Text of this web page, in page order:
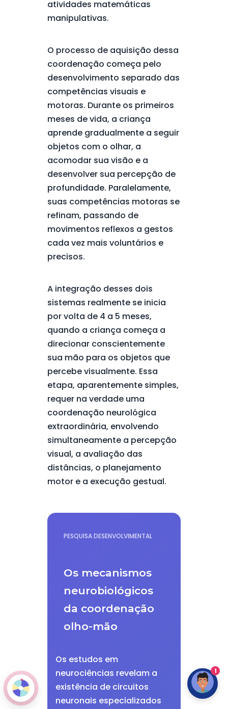
atividades matemáticas
manipulativas.
O processo de aquisição dessa
coordenação começa pelo
desenvolvimento separado das
competências visuais e
motoras. Durante os primeiros
meses de vida, a criança
aprende gradualmente a seguir
objetos com o olhar, a
acomodar sua visão e a
desenvolver sua percepção de
profundidade. Paralelamente,
suas competências motoras se
refinam, passando de
movimentos reflexos a gestos
cada vez mais voluntários e
precisos.
A integração desses dois
sistemas realmente se inicia
por volta de 4 a 5 meses,
quando a criança começa a
direcionar conscientemente
sua mão para os objetos que
percebe visualmente. Essa
etapa, aparentemente simples,
requer na verdade uma
coordenação neurológica
extraordinária, envolvendo
simultaneamente a percepção
visual, a avaliação das
distâncias, o planejamento
motor e a execução gestual.
PESQUISA DESENVOLVIMENTAL
Os mecanismos
neurobiológicos
da coordenação
olho-mão
Os estudos em
neurociências revelam a
existência de circuitos
neuronais especializados
1